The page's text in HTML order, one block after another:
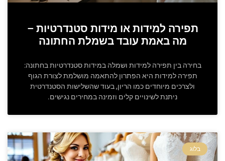
תפירה למידות או מידות סטנדרטיות –
מה באמת עובד בשמלת החתונה
בחירה בין תפירה למידות ושמלה במידות סטנדרטיות בחתונה:
תפירה למידות היא הפתרון להתאמה מושלמת לצורת הגוף
ולצרכים מיוחדים כמו הריון, בעוד שהשלישות הסטנדרטית
ניתנת לשינויים קלים וזמינה במחירים נגישים.
בלוג